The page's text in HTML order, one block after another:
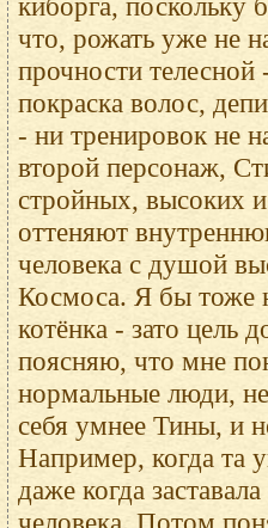
что, рожать уже не
прочности телесной
покраска волос,
- ни тренировок не
второй персонаж,
стройных, высоких
оттеняют
человека с душой
Космоса. Я бы тоже
котёнка - зато цель
поясняю, что мне
нормальные люди,
себя умнее Тины, и
Например, когда та
даже когда